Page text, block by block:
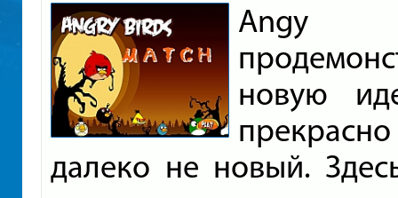
Angy
новую
далеко не новый.